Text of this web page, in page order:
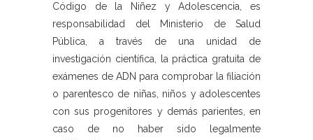
Código de la Niñez y Adolescencia, es
responsabilidad del Ministerio de Salud
Pública, a través de una unidad de
investigación científica, la práctica gratuita de
exámenes de ADN para comprobar la filiación
o parentesco de niñas, niños y adolescentes
con sus progenitores y demás parientes, en
caso de no haber sido legalmente